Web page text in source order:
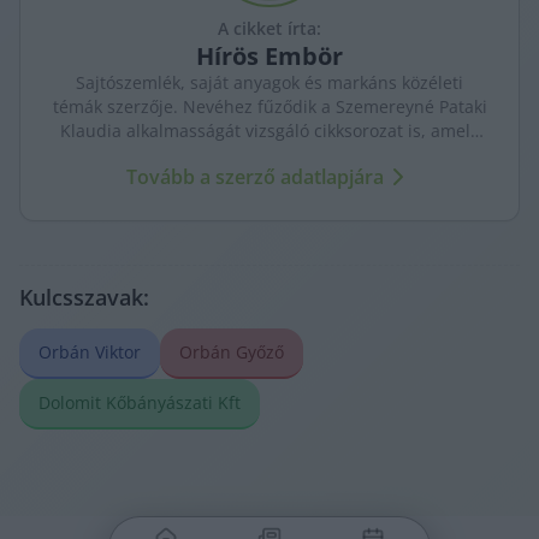
A cikket írta:
Hírös Embör
Sajtószemlék, saját anyagok és markáns közéleti
témák szerzője. Nevéhez fűződik a Szemereyné Pataki
Klaudia alkalmasságát vizsgáló cikksorozat is, amely
Tovább a szerző adatlapjára
Kulcsszavak:
Orbán Viktor Orbán Győző
Dolomit Kőbányászati Kft